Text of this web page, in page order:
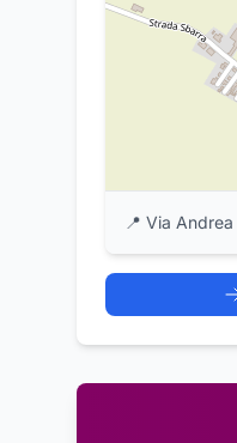
📍 Via Andrea